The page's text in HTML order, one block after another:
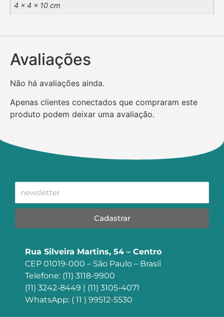
4 × 4 × 10 cm
Avaliações
Não há avaliações ainda.
Apenas clientes conectados que compraram este
produto podem deixar uma avaliação.
Cadastrar
Rua Silveira Martins, 54 – Centro
CEP 01019-000 – São Paulo – Brasil
Telefone: (11) 3118-9900
(11) 3242-8449 | (11) 3105-4071
WhatsApp: ( 11 ) 99512-5530